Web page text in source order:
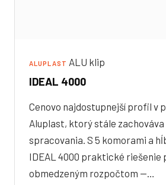
ALUPLAST ALU klip
IDEAL 4000
Cenovo najdostupnejší profil v
Aluplast, ktorý stále
spracovania. S 5 komorami a
IDEAL 4000 praktické riešenie
obmedzeným rozpočtom —…